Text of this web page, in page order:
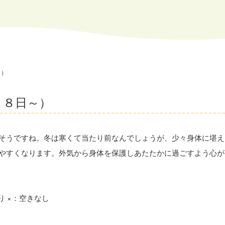
日～）
うですね。冬は寒くて当たり前なんでしょうが、少々身体に堪
すくなります。外気から身体を保護しあたたかに過ごすよう心
×：空きなし